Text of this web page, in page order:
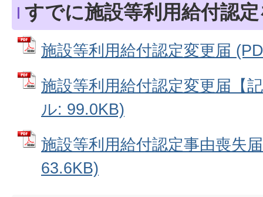
すでに施設等利用給付認
施設等利用給付認定変更届
施設等利用給付認定変更届【
ル: 99.0KB)
施設等利用給付認定事由喪失
63.6KB)